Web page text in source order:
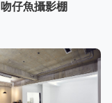
吻仔魚攝影棚